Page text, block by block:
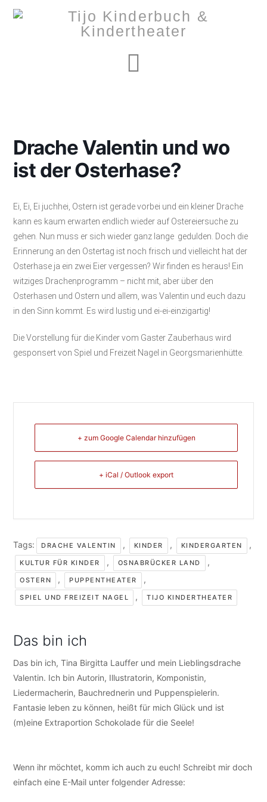
Drache Valentin und wo
ist der Osterhase?
Ei, Ei, Ei juchhei, Ostern ist gerade vorbei und ein kleiner Drache
kann es kaum erwarten endlich wieder auf Ostereiersuche zu
gehen. Nun muss er sich wieder ganz lange gedulden. Doch die
Erinnerung an den Ostertag ist noch frisch und vielleicht hat der
Osterhase ja ein zwei Eier vergessen? Wir finden es heraus! Ein
witziges Drachenprogramm – nicht mit, aber über den
Osterhasen und Ostern und allem, was Valentin und euch dazu
in den Sinn kommt. Es wird lustig und ei-ei-einzigartig!
Die Vorstellung für die Kinder vom Gaster Zauberhaus wird
gesponsert von Spiel und Freizeit Nagel in Georgsmarienhütte.
+ zum Google Calendar hinzufügen
+ iCal / Outlook export
Tags: DRACHE VALENTIN , KINDER , KINDERGARTEN ,
KULTUR FÜR KINDER , OSNABRÜCKER LAND ,
OSTERN , PUPPENTHEATER ,
SPIEL UND FREIZEIT NAGEL , TIJO KINDERTHEATER
Das bin ich
Das bin ich, Tina Birgitta Lauffer und mein Lieblingsdrache
Valentin. Ich bin Autorin, Illustratorin, Komponistin,
Liedermacherin, Bauchrednerin und Puppenspielerin.
Fantasie leben zu können, heißt für mich Glück und ist
(m)eine Extraportion Schokolade für die Seele!
Wenn ihr möchtet, komm ich auch zu euch! Schreibt mir doch
einfach eine E-Mail unter folgender Adresse: